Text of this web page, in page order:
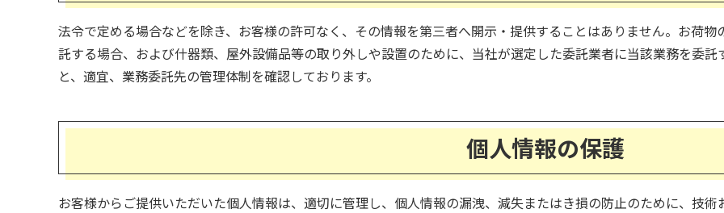
法令で定める場合などを除き、お客様の許可なく、その情報を第三者へ開示・提供することはありません。お荷
託する場合、および什器類、屋外設備品等の取り外しや設置のために、当社が選定した委託業者に当該業務を委
と、適宜、業務委託先の管理体制を確認しております。
個人情報の保護
お客様からご提供いただいた個人情報は、適切に管理し、個人情報の漏洩、減失またはき損の防止のために、技